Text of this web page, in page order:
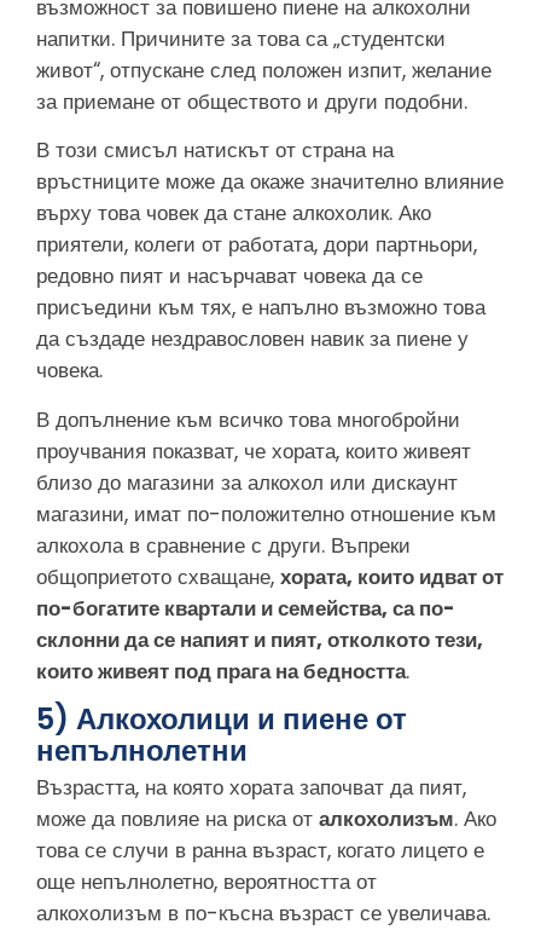
възможност за повишено пиене на алкохолни
напитки. Причините за това са „студентски
живот“, отпускане след положен изпит, желание
за приемане от обществото и други подобни.
В този смисъл натискът от страна на
връстниците може да окаже значително влияние
върху това човек да стане алкохолик. Ако
приятели, колеги от работата, дори партньори,
редовно пият и насърчават човека да се
присъедини към тях, е напълно възможно това
да създаде нездравословен навик за пиене у
човека.
В допълнение към всичко това многобройни
проучвания показват, че хората, които живеят
близо до магазини за алкохол или дискаунт
магазини, имат по-положително отношение към
алкохола в сравнение с други. Въпреки
общоприетото схващане, хората, които идват от
по-богатите квартали и семейства, са по-
склонни да се напият и пият, отколкото тези,
които живеят под прага на бедността.
5) Алкохолици и пиене от
непълнолетни
Възрастта, на която хората започват да пият,
може да повлияе на риска от алкохолизъм. Ако
това се случи в ранна възраст, когато лицето е
още непълнолетно, вероятността от
алкохолизъм в по-късна възраст се увеличава.